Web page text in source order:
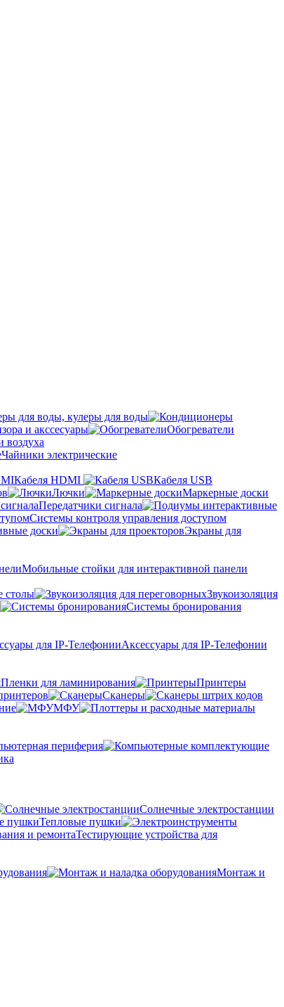
для воды, кулеры для воды
и акссесуары
Обогреватели
воздуха
Чайники электрические
Кабеля HDMI
Кабеля USB
Лючки
Маркерные доски
Передатчики сигнала
Системы контроля управления доступом
доски
Экраны для
Мобильные стойки для интерактивной панели
столы
Звукоизоляция
Системы бронирования
Аксессуары для IP-Телефонии
Пленки для ламинирования
Принтеры
Сканеры
МФУ
периферия
Солнечные электростанции
Тепловые пушки
Тестирующие устройства для
Монтаж и